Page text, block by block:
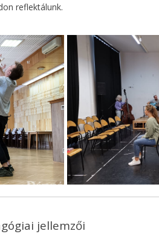
reflektálunk.
jellemzői